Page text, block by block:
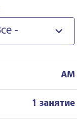
-
AM
1 занятие